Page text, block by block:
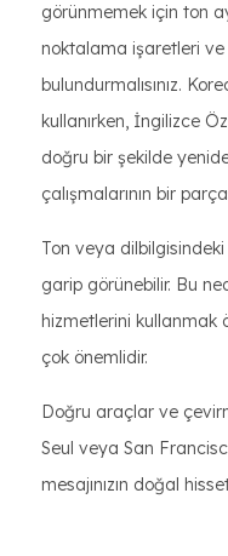
görünmemek için ton
noktalama işaretleri ve
bulundurmalısınız.
kullanırken, İngilizce
doğru bir şekilde
çalışmalarının bir
Ton veya
garip görünebilir. Bu
hizmetlerini kullanmak
çok önemlidir.
Doğru araçlar ve
Seul veya San
mesajınızın doğal